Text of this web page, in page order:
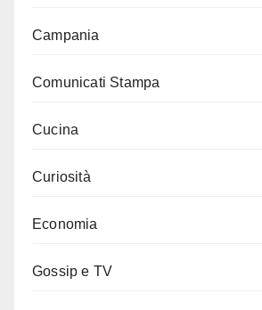
Campania
Comunicati Stampa
Cucina
Curiosità
Economia
Gossip e TV